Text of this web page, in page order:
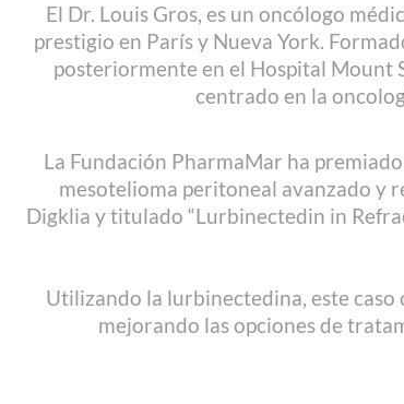
El Dr. Louis Gros, es un oncólogo
prestigio en París y Nueva York.
posteriormente en el Hospital Mount
centrado en la
La Fundación PharmaMar ha
mesotelioma peritoneal avanzado y
Digklia y titulado “Lurbinectedin in
Utilizando la lurbinectedina, este caso
mejorando las opciones de